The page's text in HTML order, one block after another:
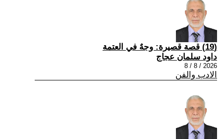
(19) قصة قصيرة: وجهٌ في العتمة
داود سلمان عجاج
2026 / 8 / 8
الادب والفن